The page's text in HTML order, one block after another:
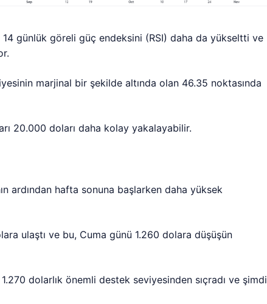
günlük göreli güç endeksini (RSI) daha da yükseltti ve
marjinal bir şekilde altında olan 46.35 noktasında
20.000 doları daha kolay yakalayabilir.
ardından hafta sonuna başlarken daha yüksek
ulaştı ve bu, Cuma günü 1.260 dolara düşüşün
dolarlık önemli destek seviyesinden sıçradı ve şimdi